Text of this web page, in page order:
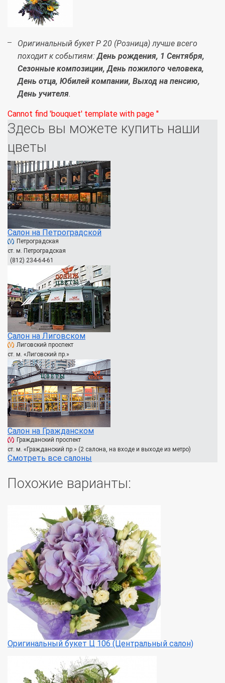
Оригинальный букет Р 20 (Розница) лучше всего
походит к событиям:День рождения, 1 Сентября,
Сезонные композиции, День пожилого человека,
День отца, Юбилей компании, Выход на пенсию,
День учителя.
Cannot find 'bouquet' template with page ''
Здесь вы можете купить наши
цветы
Салон на Петроградской
Петроградская
ст. м. Петроградская
(812) 234-64-61
Салон на Лиговском
Лиговский проспект
ст. м. «Лиговский пр.»
Салон на Гражданском
Гражданский проспект
ст. м. «Гражданский пр.» (2 салона, на входе и выходе из метро)
Смотреть все салоны
Похожие варианты:
Оригинальный букет Ц 106 (Центральный салон)